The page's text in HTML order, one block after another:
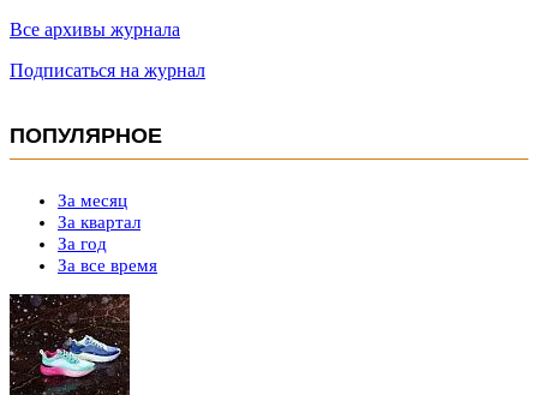
Все архивы журнала
Подписаться на журнал
ПОПУЛЯРНОЕ
За месяц
За квартал
За год
За все время